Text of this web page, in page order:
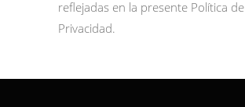
reflejadas en la presente Política de
Privacidad.